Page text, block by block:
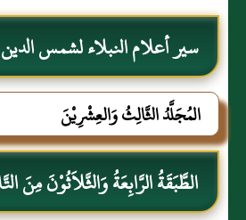
سير أعلام النبلاء لشمس
المُجَلَّدُ الثَّالِثُ وَالعِشْرِيْنَ
الطَّبَقَةُ الرَّابِعَةُ وَالثَّلاَثُوْنَ مِنَ